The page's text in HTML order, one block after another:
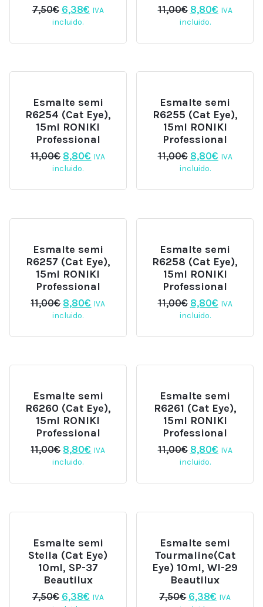
7,50€ El
precio
era:
6,38€El
es:
IVA
incluido.
11,00€ El
precio
era:
8,80€El
es:
IVA
incluido.
Esmalte semi
R6254 (Cat Eye),
15ml RONIKI
Professional
11,00€ El
precio
era:
8,80€ El
es:
IVA
incluido.
Esmalte semi
R6255 (Cat Eye),
15ml RONIKI
Professional
11,00€ El
precio
era:
8,80€El
es:
IVA
incluido.
Esmalte semi
R6257 (Cat Eye),
15ml RONIKI
Professional
11,00€ El
precio
era:
8,80€ El
es:
IVA
incluido.
Esmalte semi
R6258 (Cat Eye),
15ml RONIKI
Professional
11,00€ El
precio
era:
8,80€El
es:
IVA
incluido.
Esmalte semi
R6260 (Cat Eye),
15ml RONIKI
Professional
11,00€ El
precio
era:
8,80€ El
es:
IVA
incluido.
Esmalte semi
R6261 (Cat Eye),
15ml RONIKI
Professional
11,00€ El
precio
era:
8,80€El
es:
IVA
incluido.
Esmalte semi
Stella (Cat Eye)
10ml, SP-37
Beautilux
7,50€ El
6,38€ElIVA
Esmalte semi
Tourmaline(Cat
Eye) 10ml, WI-29
Beautilux
7,50€ El
6,38€ El
IVA